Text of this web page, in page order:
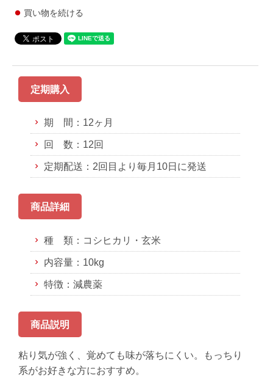
買い物を続ける
定期購入
期 間：12ヶ月
回 数：12回
定期配送：2回目より毎月10日に発送
商品詳細
種 類：コシヒカリ・玄米
内容量：10kg
特徴：減農薬
商品説明
粘り気が強く、覚めても味が落ちにくい。もっちり
系がお好きな方におすすめ。